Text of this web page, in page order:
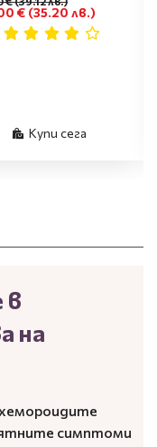
€ (35.20 лв.)
Купи сега
в
на
симптоми